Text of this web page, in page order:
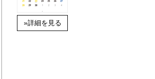
»詳細を見る